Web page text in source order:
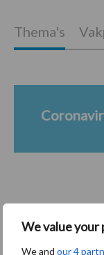
We value your
We and our 4
Thema's